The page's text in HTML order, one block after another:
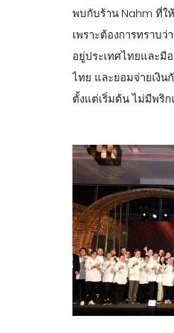
พบกับร้าน Nahm ที่ใ
เพราะต้องการทราบ
อยู่ประเทศไทยและมี
ไทย และยอมจ่ายเงิ
ตั้งแต่เริ่มต้น ไม่มีพริ